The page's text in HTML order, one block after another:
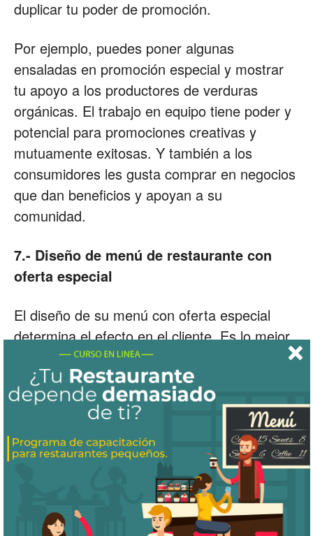
duplicar tu poder de promoción.
Por ejemplo, puedes poner algunas
ensaladas en promoción especial y mostrar
tu apoyo a los productores de verduras
orgánicas. El trabajo en equipo tiene poder y
potencial para promociones creativas y
mutuamente exitosas. Y también a los
consumidores les gusta comprar en negocios
que dan beneficios y apoyan a su
comunidad.
7.- Diseño de menú de restaurante con
oferta especial
El diseño de su menú con oferta especial
determina el efecto en el cliente. Es lo mejor
si lo hace un diseñador profesional. Debe ser
muy atractivo para los huéspedes y debe
contener bonitas fotos de bebidas y comidas
que está ofreciendo. También puede crearlo
usted mismo utilizando algunas de las
plantillas de menú de restaurantes que puede
encontrar en Internet. Siga algunas reglas
básicas para que su menú sea
completamente funcional.